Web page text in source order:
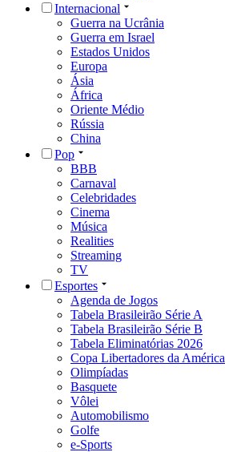
Internacional
Guerra na Ucrânia
Guerra em Israel
Estados Unidos
Europa
Ásia
África
Oriente Médio
Rússia
China
Pop
BBB
Carnaval
Celebridades
Cinema
Música
Realities
Streaming
TV
Esportes
Agenda de Jogos
Tabela Brasileirão Série A
Tabela Brasileirão Série B
Tabela Eliminatórias 2026
Copa Libertadores da América
Olimpíadas
Basquete
Vôlei
Automobilismo
Golfe
e-Sports